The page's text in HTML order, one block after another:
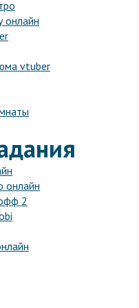
онлайн
vtuber
онлайн
2